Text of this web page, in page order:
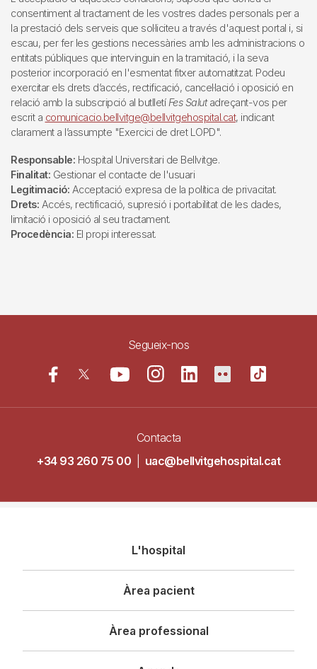
consentiment al tractament de les vostres dades personals per a
la prestació dels serveis que sol·liciteu a través d'aquest portal i, si
escau, per fer les gestions necessàries amb les administracions o
entitats públiques que intervinguin en la tramitació, i la seva
posterior incorporació en l'esmentat fitxer automatitzat. Podeu
exercitar els drets d’accés, rectificació, cancel·lació i oposició en
relació amb la subscripció al butlletí Fes Salutadreçant-vos per
escrit a comunicacio.bellvitge@bellvitgehospital.cat, indicant
clarament a l’assumpte "Exercici de dret LOPD".
Responsable: Hospital Universitari de Bellvitge.
Finalitat: Gestionar el contacte de l'usuari
Legitimació: Acceptació expresa de la política de privacitat.
Drets: Accés, rectificació, supresió i portabilitat de les dades,
limitació i oposició al seu tractament.
Procedència: El propi interessat.
Segueix-nos
Contacta
+34 93 260 75 00
uac@bellvitgehospital.cat
principal
L'hospital
Àrea pacient
Àrea professional